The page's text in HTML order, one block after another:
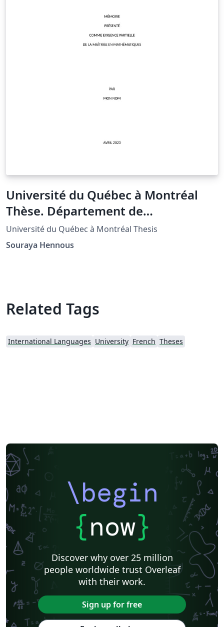
Université du Québec à Montréal
Thèse. Département de
mathématiques
Université du Québec à Montréal Thesis
Souraya Hennous
Related Tags
International Languages University French Theses
\begin
{now}
Discover why over 25 million
people worldwide trust Overleaf
with their work.
Sign up for free